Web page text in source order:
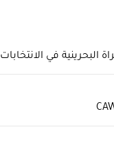
البحرينية في